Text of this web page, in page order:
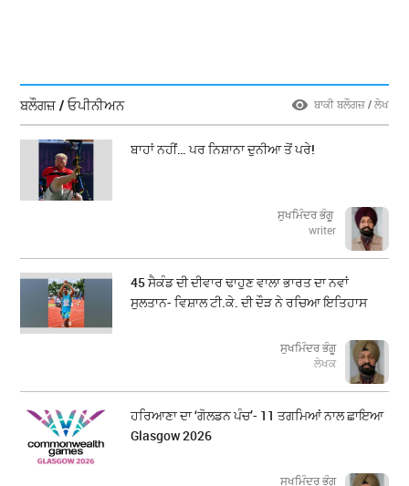
ਬਲੌਗਜ਼ / ਓਪੀਨੀਅਨ ਬਾਕੀ ਬਲੌਗਜ਼ / ਲੇਖ
ਬਾਹਾਂ ਨਹੀਂ… ਪਰ ਨਿਸ਼ਾਨਾ ਦੁਨੀਆ ਤੋਂ ਪਰੇ!
ਸੁਖਮਿੰਦਰ ਭੰਗੂ
writer
45 ਸੈਕੰਡ ਦੀ ਦੀਵਾਰ ਢਾਹੁਣ ਵਾਲਾ ਭਾਰਤ ਦਾ ਨਵਾਂ
ਸੁਲਤਾਨ- ਵਿਸ਼ਾਲ ਟੀ.ਕੇ. ਦੀ ਦੌੜ ਨੇ ਰਚਿਆ ਇਤਿਹਾਸ
ਸੁਖਮਿੰਦਰ ਭੰਗੂ
ਲੇਖਕ
ਹਰਿਆਣਾ ਦਾ ‘ਗੋਲਡਨ ਪੰਚ’- 11 ਤਗਮਿਆਂ ਨਾਲ ਛਾਇਆ
Glasgow 2026
ਸੁਖਮਿੰਦਰ ਭੰਗੂ